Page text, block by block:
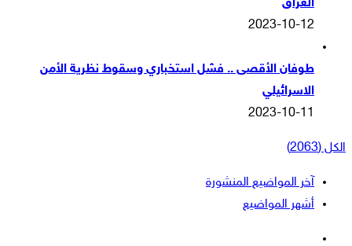
العراق
2023-10-12
طوفان الأقصى .. فشل استخباري وسقوط نظرية الأمن
الاسرائيلي
2023-10-11
الكل (2063)
آخر المواضيع المنشورة
أشهر المواضيع